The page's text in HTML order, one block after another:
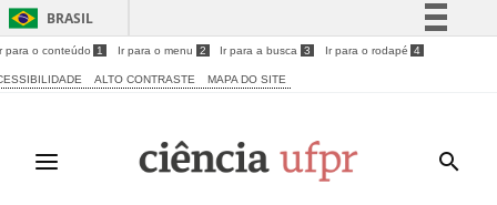
BRASIL
Simplifique!
Acesso à informação
Legislação
para o conteúdo 1 Ir para o menu 2 Ir para a busca 3 Ir para o rodapé 4
ALTO CONTRASTE MAPA DO SITE